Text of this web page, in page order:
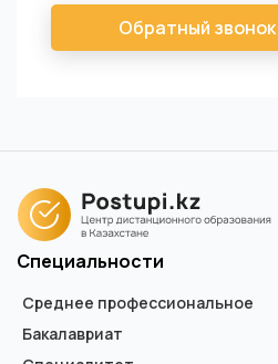
Обратный звонок
Специальности
Среднее профессиональное
Бакалавриат